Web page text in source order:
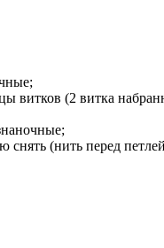
витков (2 витка
снять (нить перед